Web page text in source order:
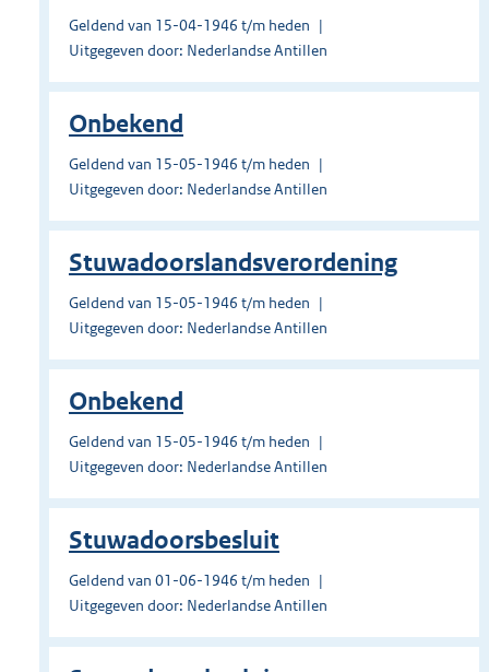
Geldend van 15-04-1946 t/m heden
Uitgegeven door: Nederlandse Antillen
Onbekend
Geldend van 15-05-1946 t/m heden
Uitgegeven door: Nederlandse Antillen
Stuwadoorslandsverordening
Geldend van 15-05-1946 t/m heden
Uitgegeven door: Nederlandse Antillen
Onbekend
Geldend van 15-05-1946 t/m heden
Uitgegeven door: Nederlandse Antillen
Stuwadoorsbesluit
Geldend van 01-06-1946 t/m heden
Uitgegeven door: Nederlandse Antillen